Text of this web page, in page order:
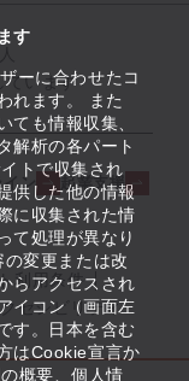
す
ーに合わせたコ
れます。 また
ても情報収集、
解析の各パート
トで収集され
供した他の情報
に収集された情
て処理が異なり
変更または改
らアクセスされ
イコン（画面左
す。日本を含む
はCookie宣言か
概要、個人情
ています
イン
起業支援
利用条件
セシビリティ